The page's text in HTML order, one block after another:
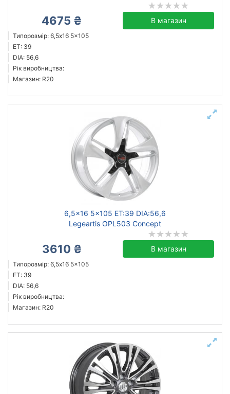
4675 ₴ В магазин
Типорозмір: 6,5x16 5x105
ET: 39
DIA: 56,6
Рік виробництва:
Магазин: R20
6,5x16 5x105 ET:39 DIA:56,6
Legeartis OPL503 Concept
3610 ₴ В магазин
Типорозмір: 6,5x16 5x105
ET: 39
DIA: 56,6
Рік виробництва:
Магазин: R20
GT
Borbet
Скинути Підібрати